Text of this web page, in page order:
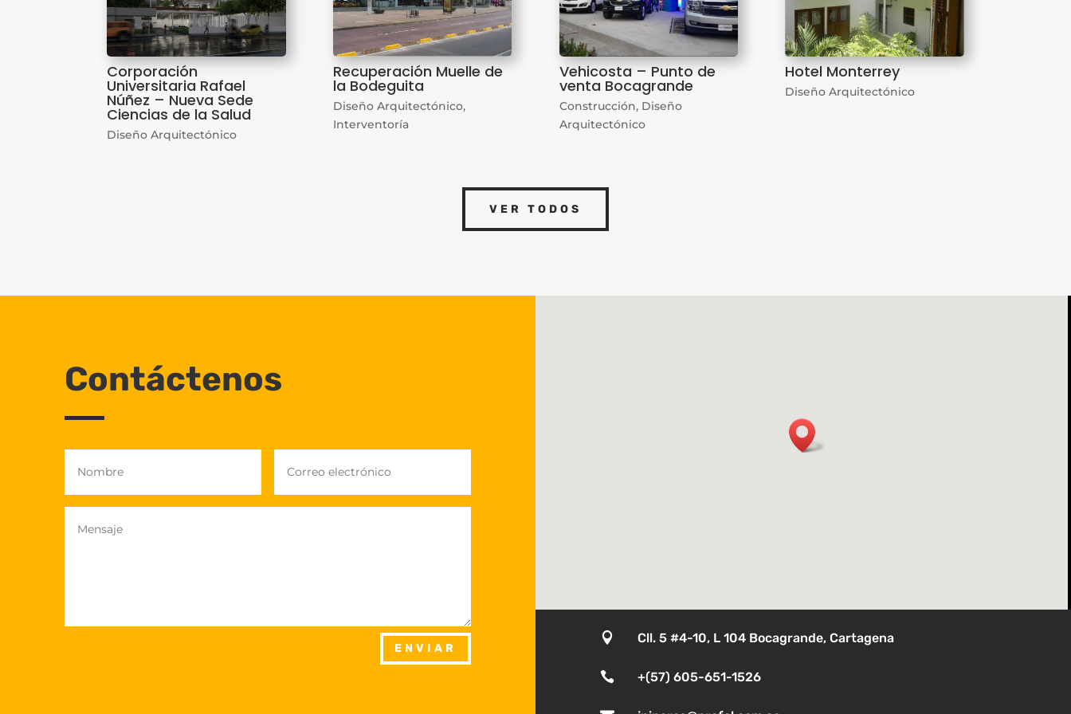
Corporación
Universitaria Rafael
Núñez – Nueva Sede
Ciencias de la Salud
Diseño Arquitectónico
Recuperación Muelle de
la Bodeguita
Diseño Arquitectónico,
Interventoría
Vehicosta – Punto de
venta Bocagrande
Construcción, Diseño
Arquitectónico
Hotel Monterrey
Diseño Arquitectónico
VER TODOS
Contáctenos
ENVIAR
 Cll. 5 #4-10, L 104 Bocagrande, Cartagena
 +(57) 605-651-1526